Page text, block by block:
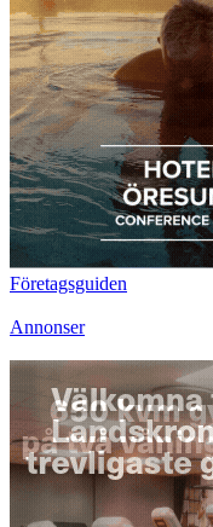
Företagsguiden
Annonser